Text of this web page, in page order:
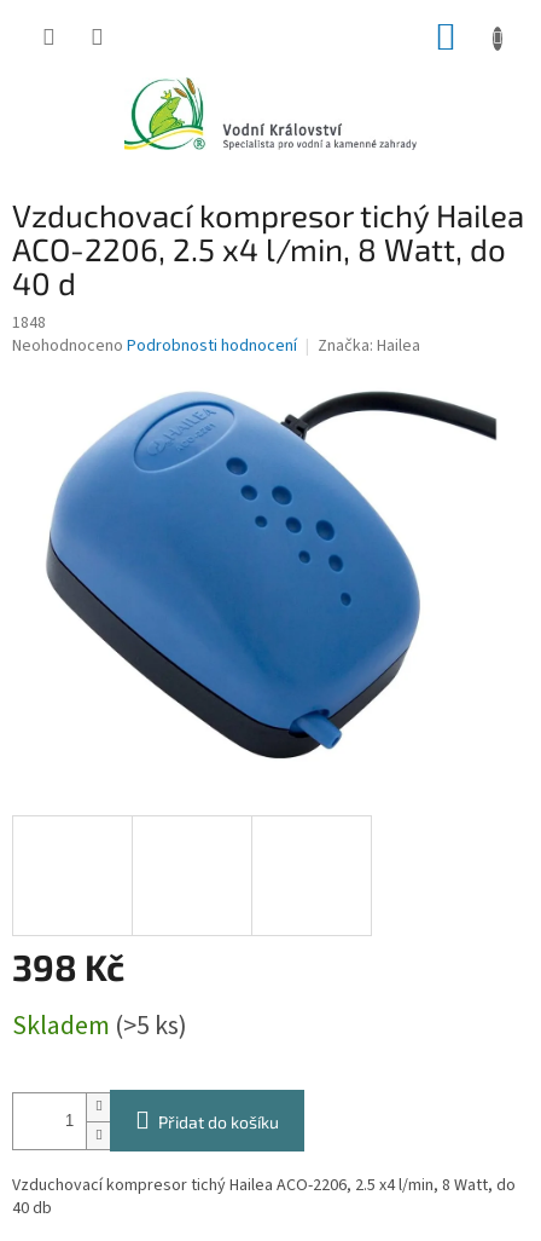
Vzduchovací kompresor tichý Hailea
ACO-2206, 2.5 x4 l/min, 8 Watt, do
40 d
1848
Průměrné
hvězdiček.
Neohodnoceno Podrobnosti hodnocení Značka: Hailea
398 Kč
cena:
Skladem (>5 ks)
Přidat do košíku
Vzduchovací kompresor tichý Hailea ACO-2206, 2.5 x4 l/min, 8 Watt, do
40 db